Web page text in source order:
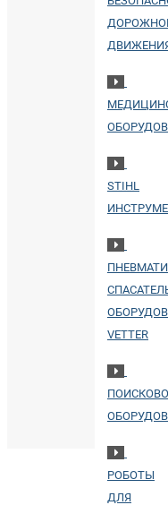
STIHL
VETTER
РОБОТЫ
ДЛЯ